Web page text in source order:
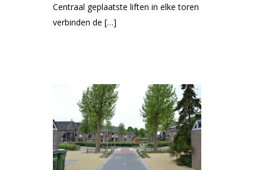
Centraal geplaatste liften in elke toren
verbinden de […]